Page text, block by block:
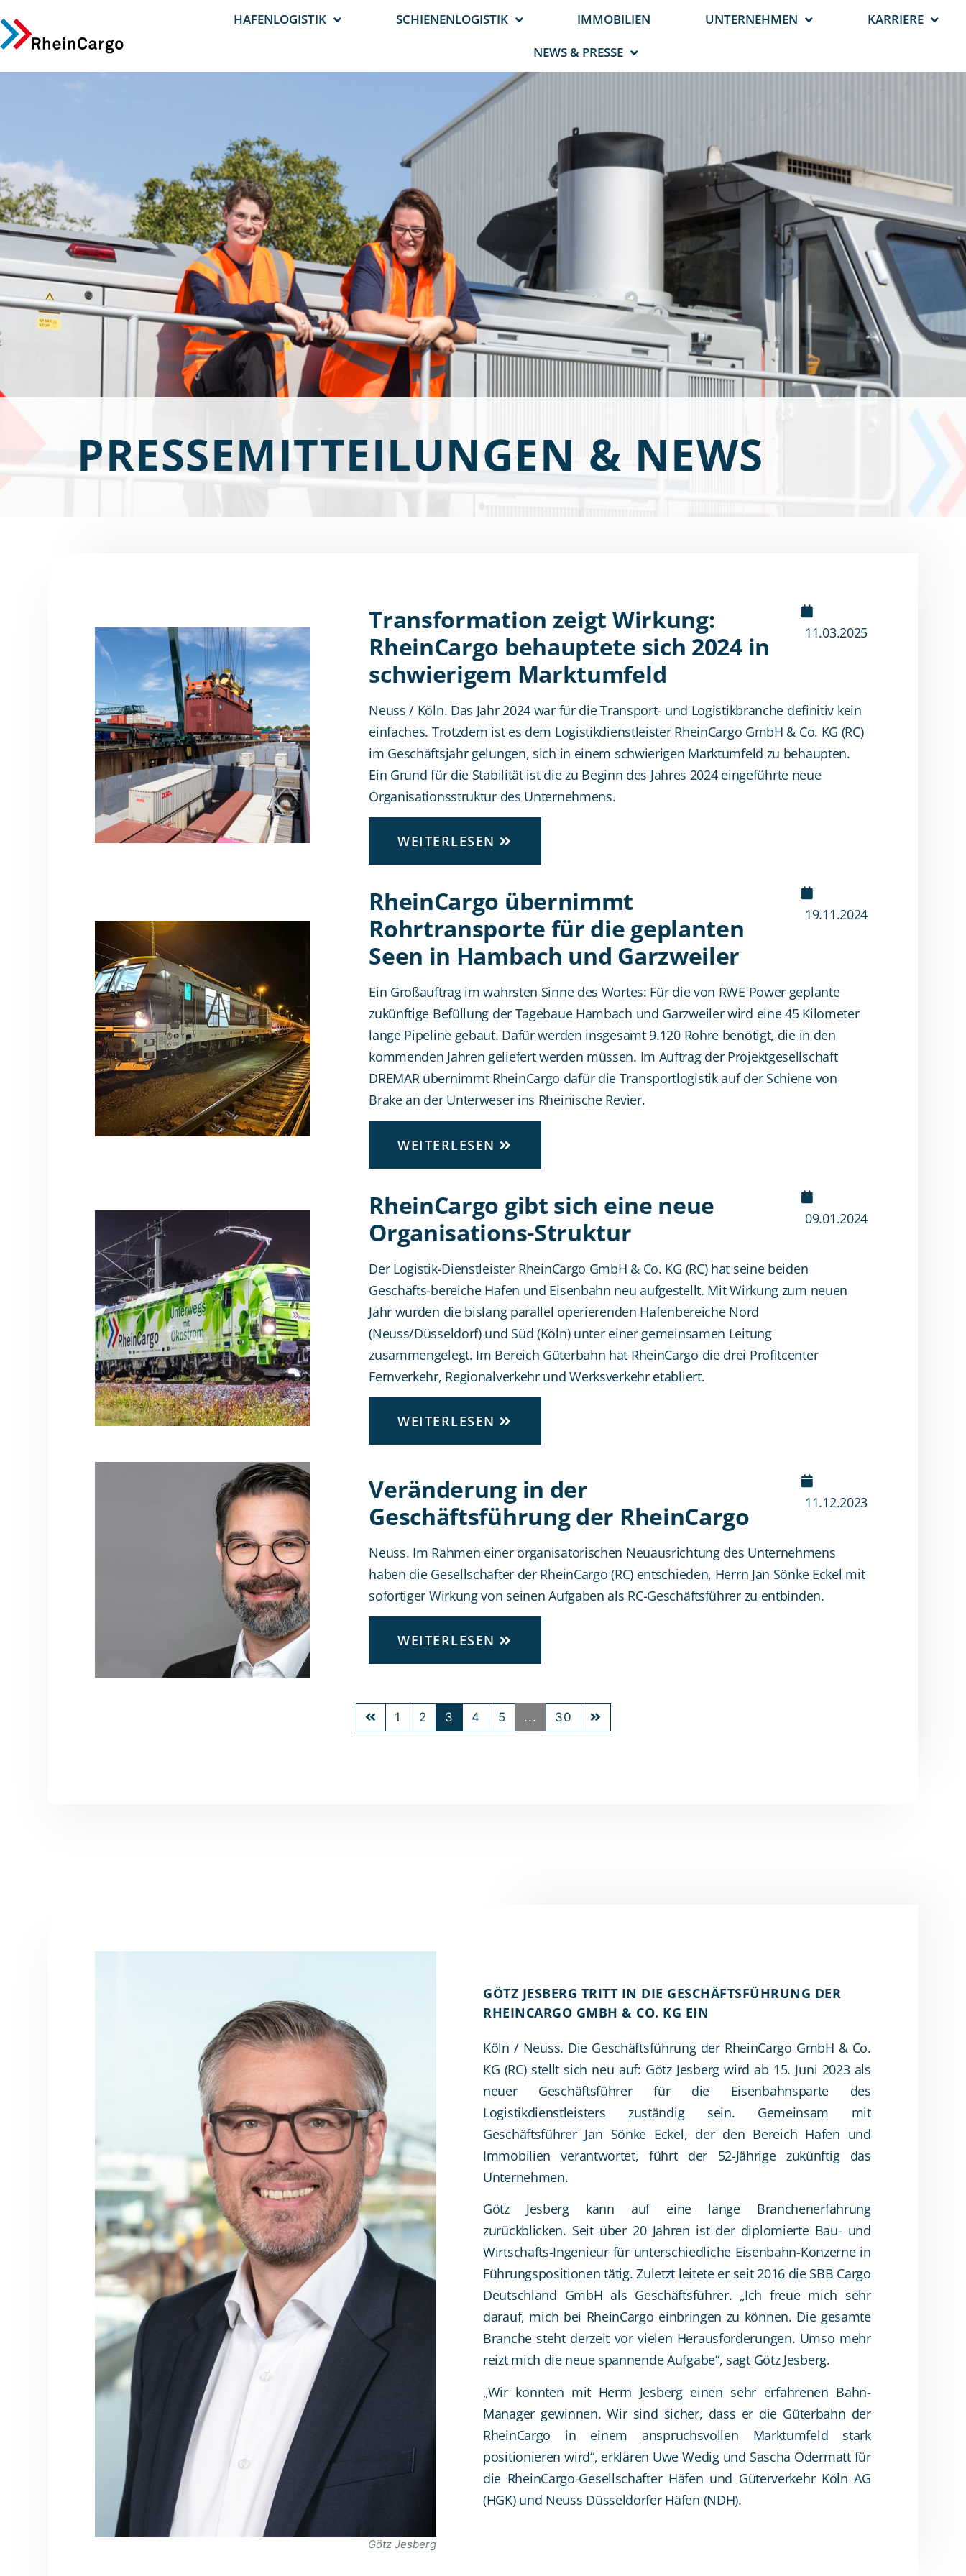
HAFENLOGISTIK SCHIENENLOGISTIK IMMOBILIEN UNTERNEHMEN
KARRIERE
NEWS & PRESSE
PRESSEMITTEILUNGEN & NEWS
Transformation zeigt Wirkung:
RheinCargo behauptete sich 2024 in
schwierigem Marktumfeld
11.03.2025
Neuss / Köln. Das Jahr 2024 war für die Transport- und Logistikbranche definitiv kein
einfaches. Trotzdem ist es dem Logistikdienstleister RheinCargo GmbH & Co. KG (RC)
im Geschäftsjahr gelungen, sich in einem schwierigen Marktumfeld zu behaupten.
Ein Grund für die Stabilität ist die zu Beginn des Jahres 2024 eingeführte neue
Organisationsstruktur des Unternehmens.
WEITERLESEN
RheinCargo übernimmt
Rohrtransporte für die geplanten
Seen in Hambach und Garzweiler
19.11.2024
Ein Großauftrag im wahrsten Sinne des Wortes: Für die von RWE Power geplante
zukünftige Befüllung der Tagebaue Hambach und Garzweiler wird eine 45 Kilometer
lange Pipeline gebaut. Dafür werden insgesamt 9.120 Rohre benötigt, die in den
kommenden Jahren geliefert werden müssen. Im Auftrag der Projektgesellschaft
DREMAR übernimmt RheinCargo dafür die Transportlogistik auf der Schiene von
Brake an der Unterweser ins Rheinische Revier.
WEITERLESEN
RheinCargo gibt sich eine neue
Organisations-Struktur
09.01.2024
Der Logistik-Dienstleister RheinCargo GmbH & Co. KG (RC) hat seine beiden
Geschäfts-bereiche Hafen und Eisenbahn neu aufgestellt. Mit Wirkung zum neuen
Jahr wurden die bislang parallel operierenden Hafenbereiche Nord
(Neuss/Düsseldorf) und Süd (Köln) unter einer gemeinsamen Leitung
zusammengelegt. Im Bereich Güterbahn hat RheinCargo die drei Profitcenter
Fernverkehr, Regionalverkehr und Werksverkehr etabliert.
WEITERLESEN
Veränderung in der
Geschäftsführung der RheinCargo
11.12.2023
Neuss. Im Rahmen einer organisatorischen Neuausrichtung des Unternehmens
haben die Gesellschafter der RheinCargo (RC) entschieden, Herrn Jan Sönke Eckel mit
sofortiger Wirkung von seinen Aufgaben als RC-Geschäftsführer zu entbinden.
WEITERLESEN
1 2 3 4 5 ... 30
Götz Jesberg
GÖTZ JESBERG TRITT IN DIE GESCHÄFTSFÜHRUNG DER
RHEINCARGO GMBH & CO. KG EIN
Köln / Neuss. Die Geschäftsführung der RheinCargo GmbH & Co.
KG (RC) stellt sich neu auf: Götz Jesberg wird ab 15. Juni 2023 als
neuer Geschäftsführer für die Eisenbahnsparte des
Logistikdienstleisters zuständig sein. Gemeinsam mit
Geschäftsführer Jan Sönke Eckel, der den Bereich Hafen und
Immobilien verantwortet, führt der 52-Jährige zukünftig das
Unternehmen.
Götz Jesberg kann auf eine lange Branchenerfahrung
zurückblicken. Seit über 20 Jahren ist der diplomierte Bau- und
Wirtschafts-Ingenieur für unterschiedliche Eisenbahn-Konzerne in
Führungspositionen tätig. Zuletzt leitete er seit 2016 die SBB Cargo
Deutschland GmbH als Geschäftsführer. „Ich freue mich sehr
darauf, mich bei RheinCargo einbringen zu können. Die gesamte
Branche steht derzeit vor vielen Herausforderungen. Umso mehr
reizt mich die neue spannende Aufgabe“, sagt Götz Jesberg.
„Wir konnten mit Herrn Jesberg einen sehr erfahrenen Bahn-
Manager gewinnen. Wir sind sicher, dass er die Güterbahn der
RheinCargo in einem anspruchsvollen Marktumfeld stark
positionieren wird“, erklären Uwe Wedig und Sascha Odermatt für
die RheinCargo-Gesellschafter Häfen und Güterverkehr Köln AG
(HGK) und Neuss Düsseldorfer Häfen (NDH).